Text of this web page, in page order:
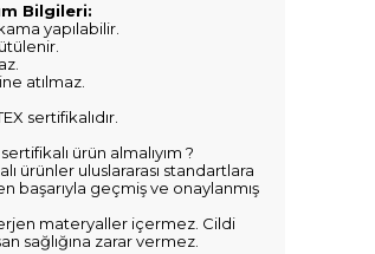
Bilgileri:
yapılabilir.
atılmaz.
sertifikalıdır.
ürün almalıyım ?
ürünler uluslararası standartlara
başarıyla geçmiş ve onaylanmış
materyaller içermez. Cildi
sağlığına zarar vermez.